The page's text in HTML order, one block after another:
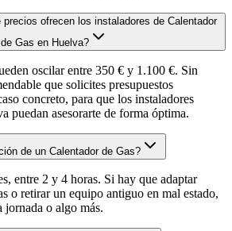
ofrecen los instaladores de Calentador
de Gas en Huelva?
oscilar entre 350 € y 1.100 €. Sin
que solicites presupuestos
concreto, para que los instaladores
puedan asesorarte de forma óptima.
de un Calentador de Gas?
entre 2 y 4 horas. Si hay que adaptar
o retirar un equipo antiguo en mal estado,
jornada o algo más.